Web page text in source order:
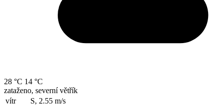
28 °C 14 °C
zataženo, severní větřík
vítr
S, 2.55 m/s